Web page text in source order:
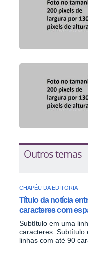
Outros temas
CHAPÉU DA EDITORIA
Título da notícia
caracteres com
Subtítulo em uma
caracteres. Subtítulo
linhas com até 90